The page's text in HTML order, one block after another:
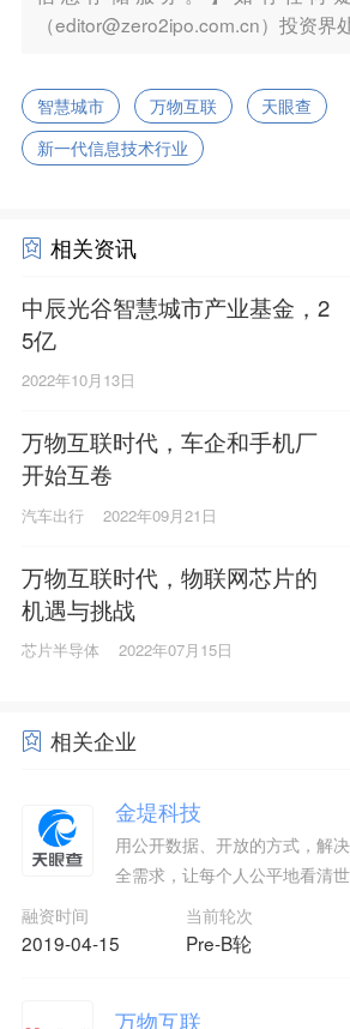
（editor@zero2ipo.com.cn）投资界
智慧城市 万物互联
天眼查
新一代信息技术行业
相关资讯
中辰光谷智慧城市产业基金，2
5亿
2022年10月13日
万物互联时代，车企和手机厂
开始互卷
汽车出行 2022年09月21日
万物互联时代，物联网芯片的
机遇与挑战
芯片半导体 2022年07月15日
相关企业
金堤科技
用公开数据、开放的方式，解
全需求，让每个人公平地看清
融资时间
2019-04-15
当前轮次
Pre-B轮
万物互联